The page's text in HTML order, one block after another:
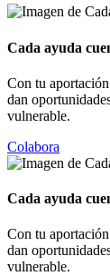
Cada ayuda
Con tu
dan
vulnerable.
Colabora
Cada ayuda
Con tu
dan
vulnerable.